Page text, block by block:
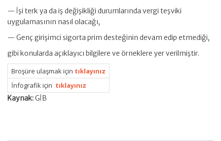
— İşi terk ya da iş değişikliği durumlarında vergi teşviki
uygulamasının nasıl olacağı,
— Genç girişimci sigorta prim desteğinin devam edip etmediği,
gibi konularda açıklayıcı bilgilere ve örneklere yer verilmiştir.
Broşüre ulaşmak için tıklayınız
İnfografik için tıklayınız
Kaynak:GİB